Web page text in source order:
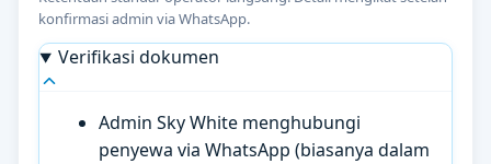
konfirmasi admin via WhatsApp.
Verifikasi dokumen
Admin Sky White menghubungi
penyewa via WhatsApp (biasanya dalam